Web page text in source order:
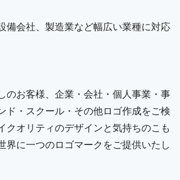
備会社、製造業など幅広い業種に対応
のお客様、企業・会社・個人事業・事
ド・スクール・その他ロゴ作成をご検
クオリティのデザインと気持ちのこも
界に一つのロゴマークをご提供いたし